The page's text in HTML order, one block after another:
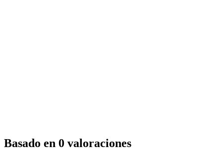
Basado en 0 valoraciones